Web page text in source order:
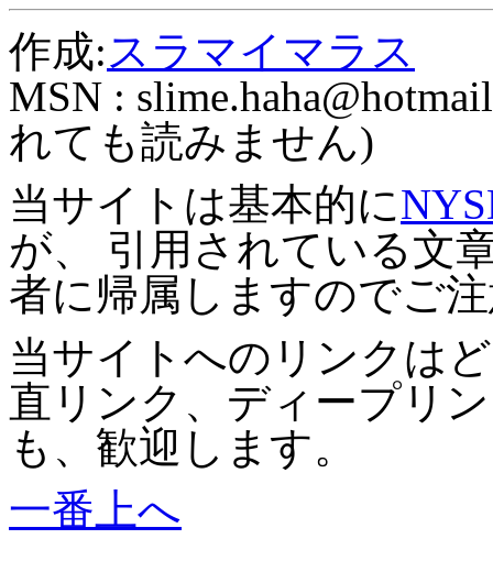
作成:スラマイマラス
MSN :
れても読みません)
当サイトは基本的に
が、 引用されている文
者に帰属しますのでご
当サイトへのリンクは
直リンク、ディープリ
も、歓迎します。
一番上へ